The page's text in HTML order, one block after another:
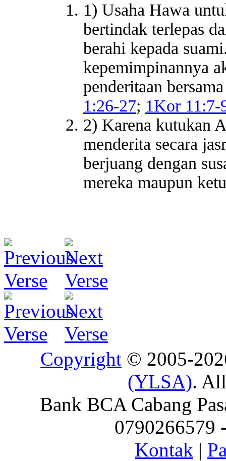
1) Usaha Hawa
bertindak terlepas
berahi kepada
kepemimpinannya
penderitaan
1:26-27; 1Kor 11:7-
2) Karena kutukan
menderita secara
berjuang dengan
mereka maupun
Copyright © 2005-
(YLSA).
Bank BCA Cabang
0790266579
Kontak |